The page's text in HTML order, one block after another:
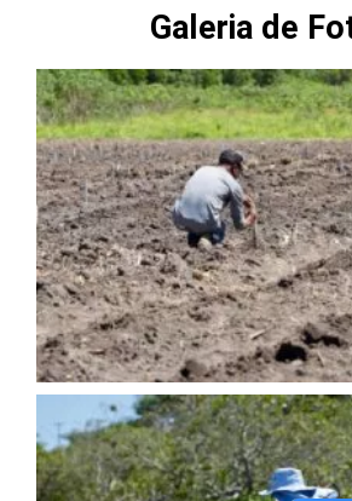
Galeria de